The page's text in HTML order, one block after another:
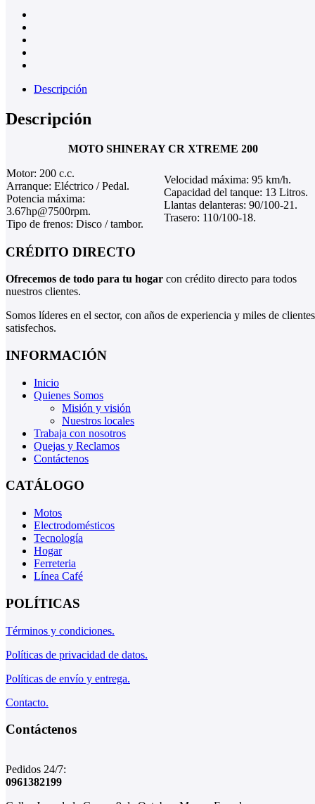
Descripción
Descripción
MOTO SHINERAY CR XTREME 200
Motor: 200 c.c.
Arranque: Eléctrico / Pedal.
Potencia máxima:
3.67hp@7500rpm.
Tipo de frenos: Disco / tambor.
Velocidad máxima: 95 km/h.
Capacidad del tanque: 13 Litros.
Llantas delanteras: 90/100-21.
Trasero: 110/100-18.
CRÉDITO DIRECTO
Ofrecemos de todo para tu hogar con crédito directo para todos
nuestros clientes.
Somos líderes en el sector, con años de experiencia y miles de clientes
satisfechos.
INFORMACIÓN
Inicio
Quienes Somos
Misión y visión
Nuestros locales
Trabaja con nosotros
Quejas y Reclamos
Contáctenos
CATÁLOGO
Motos
Electrodomésticos
Tecnología
Hogar
Ferreteria
Línea Café
POLÍTICAS
Términos y condiciones.
Políticas de privacidad de datos.
Políticas de envío y entrega.
Contacto.
Contáctenos
Pedidos 24/7:
0961382199